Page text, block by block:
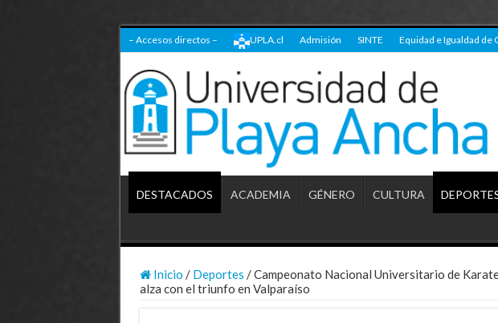
– Accesos directos – UPLA.cl Admisión SINTE Equidad e Igualdad de
DESTACADOS ACADEMIA GÉNERO CULTURA
Inicio / Deportes /Campeonato Nacional Universitario de
alza con el triunfo en Valparaíso